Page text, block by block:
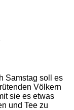
Samstag soll es
Völkern
sie es etwas
und Tee zu